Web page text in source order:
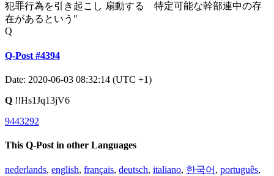
犯罪行為を引き起こし 扇動する 特定可能な幹部連中の存
在があるという"
Q
Q-Post #4394
Date: 2020-06-03 08:32:14 (UTC +1)
Q !!Hs1Jq13jV6
9443292
This Q-Post in other Languages
nederlands, english, français, deutsch, italiano, 한국어 , português,